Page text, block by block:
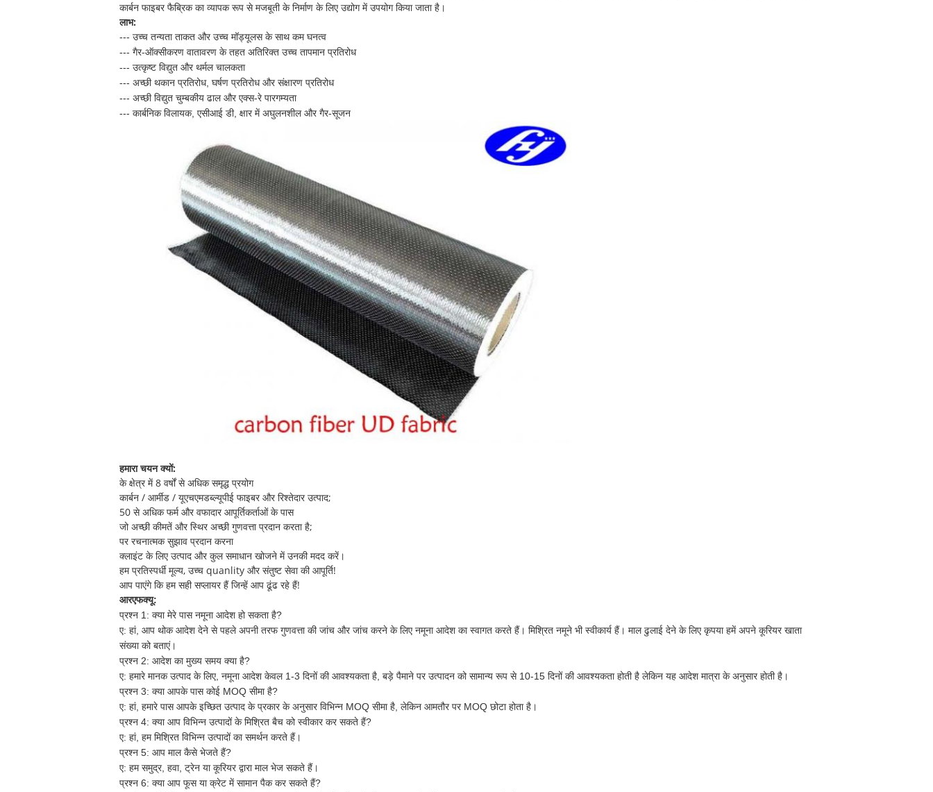
कार्बन फाइबर फैब्रिक का व्यापक रूप से मजबूती के निर्माण के लिए उद्योग में उपयोग किया जाता है।
लाभ:
--- उच्च तन्यता ताकत और उच्च मॉड्यूलस के साथ कम घनत्व
--- गैर-ऑक्सीकरण वातावरण के तहत अतिरिक्त उच्च तापमान प्रतिरोध
--- उत्कृष्ट विद्युत और थर्मल चालकता
--- अच्छी थकान प्रतिरोध, घर्षण प्रतिरोध और संक्षारण प्रतिरोध
--- अच्छी विद्युत चुम्बकीय ढाल और एक्स-रे पारगम्यता
--- कार्बनिक विलायक, एसीआई डी, क्षारमें अघुलनशील और गैर-सूजन
हमारा चयन क्यों:
के क्षेत्र में 8 वर्षों से अधिक समृद्ध प्रयोग
कार्बन / आर्मीड / यूएचएमडब्ल्यूपीई फाइबर और रिश्तेदार उत्पाद;
50 से अधिक फर्म और वफादार आपूर्तिकर्ताओं के पास
जो अच्छी कीमतें और स्थिर अच्छी गुणवत्ता प्रदान करता है;
पर रचनात्मक सुझाव प्रदान करना
क्लाइंट के लिए उत्पाद और कुल समाधान खोजने में उनकी मदद करें।
हम प्रतिस्पर्धी मूल्य, उच्च quanlity और संतुष्ट सेवा की आपूर्ति!
आप पाएंगे कि हम सही सप्लायर हैं जिन्हें आप ढूंढ रहे हैं!
आरएफक्यू:
प्रश्न 1: क्या मेरे पास नमूना आदेश हो सकता है?
ए: हां, आप थोक आदेश देने से पहले अपनी तरफ गुणवत्ता की जांच और जांच करने के लिए नमूना आदेश का स्वागत करते हैं। मिश्रित नमूने भी स्वीकार्य हैं। माल ढुलाई देने के लिए कृपया हमें अपने कूरियर खाता
संख्या को बताएं।
प्रश्न 2: आदेश का मुख्य समय क्या है?
ए: हमारे मानक उत्पाद के लिए, नमूना आदेश केवल 1-3 दिनों की आवश्यकता है, बड़े पैमाने पर उत्पादन को सामान्य रूप से 10-15 दिनों की आवश्यकता होती है लेकिन यह आदेश मात्रा के अनुसार होती है।
प्रश्न 3: क्या आपके पास कोई MOQ सीमा है?
ए: हां, हमारे पास आपके इच्छित उत्पाद के प्रकार के अनुसार विभिन्न MOQ सीमा है, लेकिन आमतौर पर MOQ छोटा होता है।
प्रश्न 4: क्या आप विभिन्न उत्पादों के मिश्रित बैच को स्वीकार कर सकते हैं?
ए: हां, हम मिश्रित विभिन्न उत्पादों का समर्थन करते हैं।
प्रश्न 5: आप माल कैसे भेजते हैं?
ए: हम समुद्र, हवा, ट्रेन या कूरियर द्वारा माल भेज सकते हैं।
प्रश्न 6: क्या आप फूस या क्रेट में सामान पैक कर सकते हैं?